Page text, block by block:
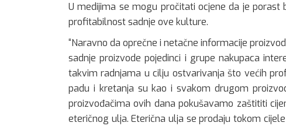
U medijima se mogu pročitati ocjene da je porast
profitabilnost sadnje ove kulture.
“Naravno da oprečne i netačne informacije
sadnje proizvode pojedinci i grupe nakupaca
takvim radnjama u cilju ostvarivanja što većih
padu i kretanja su kao i svakom drugom
proizvođačima ovih dana pokušavamo zaštititi
eteričnog ulja. Eterična ulja se prodaju tokom